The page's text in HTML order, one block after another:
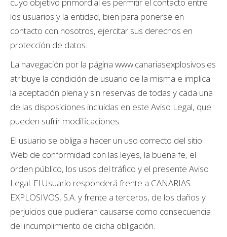
los usuarios y la entidad, bien para ponerse en
contacto con nosotros, ejercitar sus derechos en
protección de datos.
La navegación por la página www.canariasexplosivos.es
atribuye la condición de usuario de la misma e implica
la aceptación plena y sin reservas de todas y cada una
de las disposiciones incluidas en este Aviso Legal, que
pueden sufrir modificaciones.
El usuario se obliga a hacer un uso correcto del sitio
Web de conformidad con las leyes, la buena fe, el
orden público, los usos del tráfico y el presente Aviso
Legal. El Usuario responderá frente a CANARIAS
EXPLOSIVOS, S.A. y frente a terceros, de los daños y
perjuicios que pudieran causarse como consecuencia
del incumplimiento de dicha obligación.